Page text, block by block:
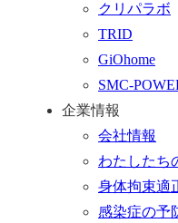
クリパラボ
TRID
GiOhome
SMC-
企業情報
会社情報
わたしたち
身体拘束適
感染症の予